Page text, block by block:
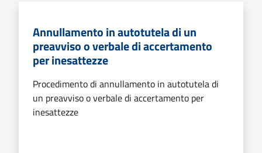
Annullamento in autotutela di un
preavviso o verbale di accertamento
per inesattezze
Procedimento di annullamento in autotutela di
un preavviso o verbale di accertamento per
inesattezze